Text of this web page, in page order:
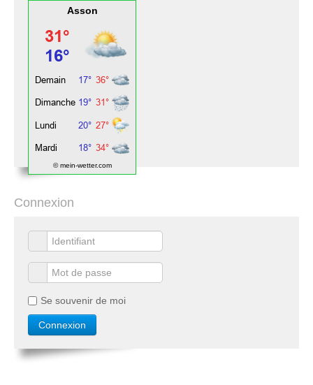
Asson
© mein-wetter.com
Connexion
Se souvenir de moi